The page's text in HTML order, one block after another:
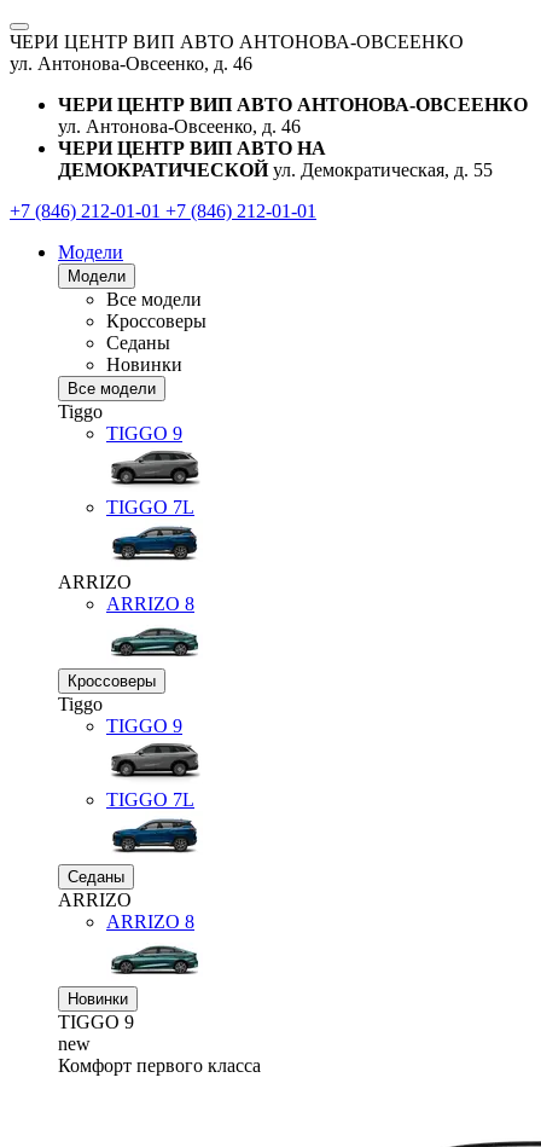
ЧЕРИ ЦЕНТР ВИП АВТО АНТОНОВА-ОВСЕЕНКО
ул. Антонова-Овсеенко, д. 46
ЧЕРИ ЦЕНТР ВИП АВТО АНТОНОВА-ОВСЕЕНКО
ул. Антонова-Овсеенко, д. 46
ЧЕРИ ЦЕНТР ВИП АВТО НА
ДЕМОКРАТИЧЕСКОЙ ул. Демократическая, д. 55
+7 (846) 212-01-01 +7 (846) 212-01-01
Модели
Модели
Все модели
Кроссоверы
Седаны
Новинки
Все модели
Tiggo
TIGGO 9
TIGGO 7L
ARRIZO
ARRIZO 8
Кроссоверы
Tiggo
TIGGO 9
TIGGO 7L
Седаны
ARRIZO
ARRIZO 8
Новинки
TIGGO 9
new
Комфорт первого класса